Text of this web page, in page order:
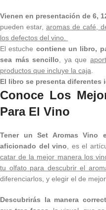
Vienen en presentación de 6,
pueden estar, aromas de café,
los defectos del vino.
El estuche contiene un libro,
sea más sencillo , ya que
productos que incluye la caja
El libro se presenta diferentes
Conoce Los
Para El Vino
Tener un Set Aromas Vino
aficionado del vino , es el
catar de la mejor manera los
tu olfato para descubrir el
diferenciarlos, y elegir el de mejor
Descubrirás la manera